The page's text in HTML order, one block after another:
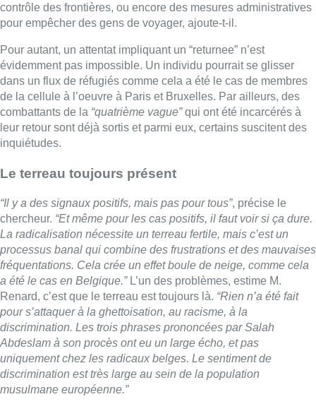
contrôle des frontières, ou encore des mesures administratives
pour empêcher des gens de voyager, ajoute-t-il.
Pour autant, un attentat impliquant un “returnee” n’est
évidemment pas impossible. Un individu pourrait se glisser
dans un flux de réfugiés comme cela a été le cas de membres
de la cellule à l’oeuvre à Paris et Bruxelles. Par ailleurs, des
combattants de la “quatrième vague”qui ont été incarcérés à
leur retour sont déjà sortis et parmi eux, certains suscitent des
inquiétudes.
Le terreau toujours présent
“Il y a des signaux positifs, mais pas pour tous”, précise le
chercheur. “Et même pour les cas positifs, il faut voir si ça dure.
La radicalisation nécessite un terreau fertile, mais c’est un
processus banal qui combine des frustrations et des mauvaises
fréquentations. Cela crée un effet boule de neige, comme cela
a été le cas en Belgique.”L’un des problèmes, estime M.
Renard, c’est que le terreau est toujours là. “Rien n’a été fait
pour s’attaquer à la ghettoisation, au racisme, à la
discrimination. Les trois phrases prononcées par Salah
Abdeslam à son procès ont eu un large écho, et pas
uniquement chez les radicaux belges. Le sentiment de
discrimination est très large au sein de la population
musulmane européenne.”